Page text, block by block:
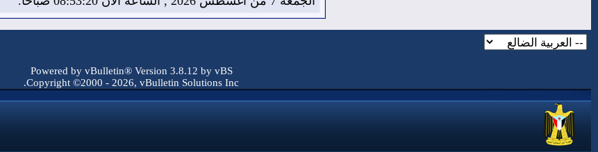
Powered by vBulletin® Version 3.8.12 by vBS
Copyright ©2000 - 2026, vBulletin Solutions Inc.